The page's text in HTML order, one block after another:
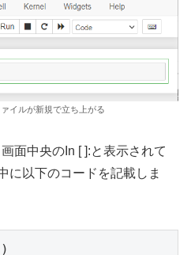
イルが新規で立ち上がる
面中央のIn [ ]:と表示されて
に以下のコードを記載しま